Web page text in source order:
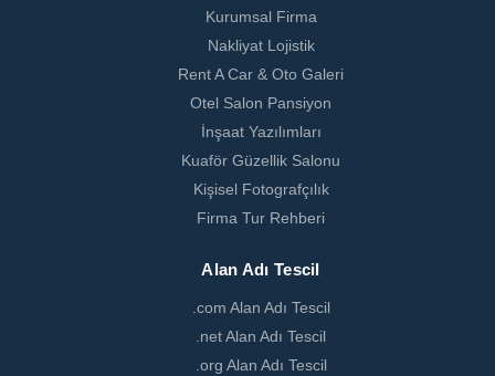
Kurumsal Firma
Nakliyat Lojistik
Rent A Car & Oto Galeri
Otel Salon Pansiyon
İnşaat Yazılımları
Kuaför Güzellik Salonu
Kişisel Fotografçılık
Firma Tur Rehberi
Alan Adı Tescil
.com Alan Adı Tescil
.net Alan Adı Tescil
.org Alan Adı Tescil